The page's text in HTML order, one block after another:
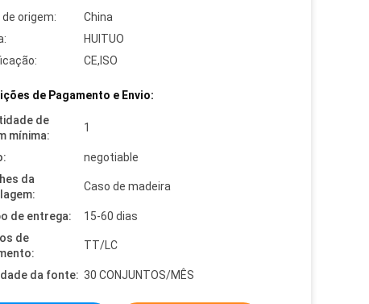
de origem:
China
HUITUO
CE,ISO
de Pagamento e Envio:
de
mínima:
1
negotiable
da
Caso de madeira
de entrega:
15-60 dias
de
TT/LC
da fonte: 30 CONJUNTOS/MÊS